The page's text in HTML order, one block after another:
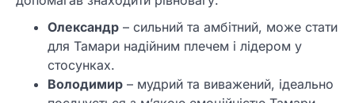
Олександр – сильний та амбітний, може стати
для Тамари надійним плечем і лідером у
стосунках.
Володимир – мудрий та виважений, ідеально